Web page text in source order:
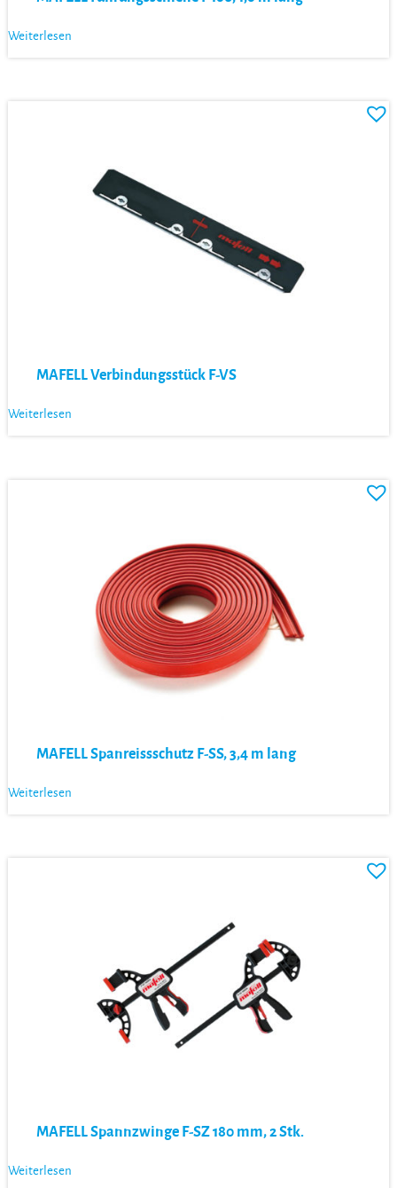
Weiterlesen
MAFELL Verbindungsstück F-VS
Weiterlesen
MAFELL Spanreissschutz F-SS, 3,4 m lang
Weiterlesen
MAFELL Spannzwinge F-SZ 180 mm, 2 Stk.
Weiterlesen